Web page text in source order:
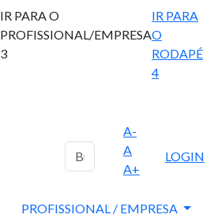
IR PARA O
PROFISSIONAL/EMPRESA
3
IR PARA
O
RODAPÉ
4
A-
A
A+
LOGIN
PROFISSIONAL / EMPRESA